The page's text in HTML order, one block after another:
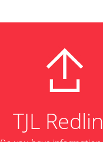
TJL